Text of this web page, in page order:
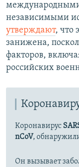
независимыми
утверждают, что
занижена,
факторов,
российских
Коронавирус
nCoV,
Он вызывает